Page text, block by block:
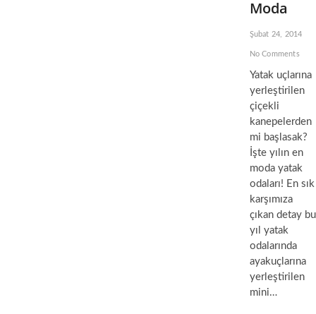
Moda
Şubat 24, 2014
No Comments
Yatak uçlarına
yerleştirilen
çiçekli
kanepelerden
mi başlasak?
İşte yılın en
moda yatak
odaları! En sık
karşımıza
çıkan detay bu
yıl yatak
odalarında
ayakuçlarına
yerleştirilen
mini…